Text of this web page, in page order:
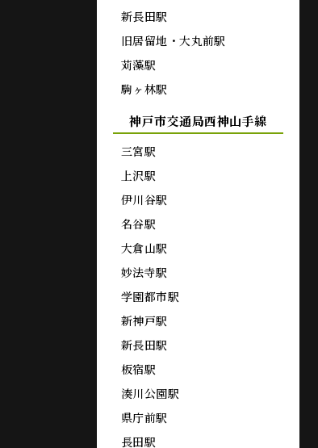
新長田駅
旧居留地・大丸前駅
苅藻駅
駒ヶ林駅
神戸市交通局西神山手線
三宮駅
上沢駅
伊川谷駅
名谷駅
大倉山駅
妙法寺駅
学園都市駅
新神戸駅
新長田駅
板宿駅
湊川公園駅
県庁前駅
長田駅